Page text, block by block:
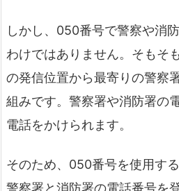
しかし、050番号で警察や消
わけではありません。そもそ
の発信位置から最寄りの警察
組みです。警察署や消防署の
電話をかけられます。
そのため、050番号を使用す